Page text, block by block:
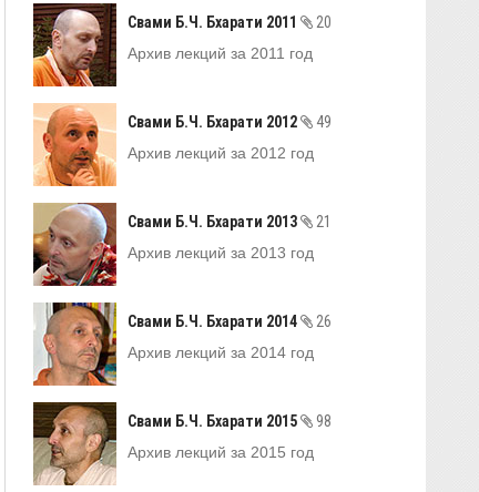
Свами Б.Ч. Бхарати 2011
20
Архив лекций за 2011 год
Свами Б.Ч. Бхарати 2012
49
Архив лекций за 2012 год
Свами Б.Ч. Бхарати 2013
21
Архив лекций за 2013 год
Свами Б.Ч. Бхарати 2014
26
Архив лекций за 2014 год
Свами Б.Ч. Бхарати 2015
98
Архив лекций за 2015 год